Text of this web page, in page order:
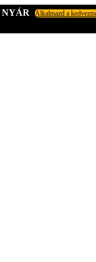
NYÁR Alkalmazd a